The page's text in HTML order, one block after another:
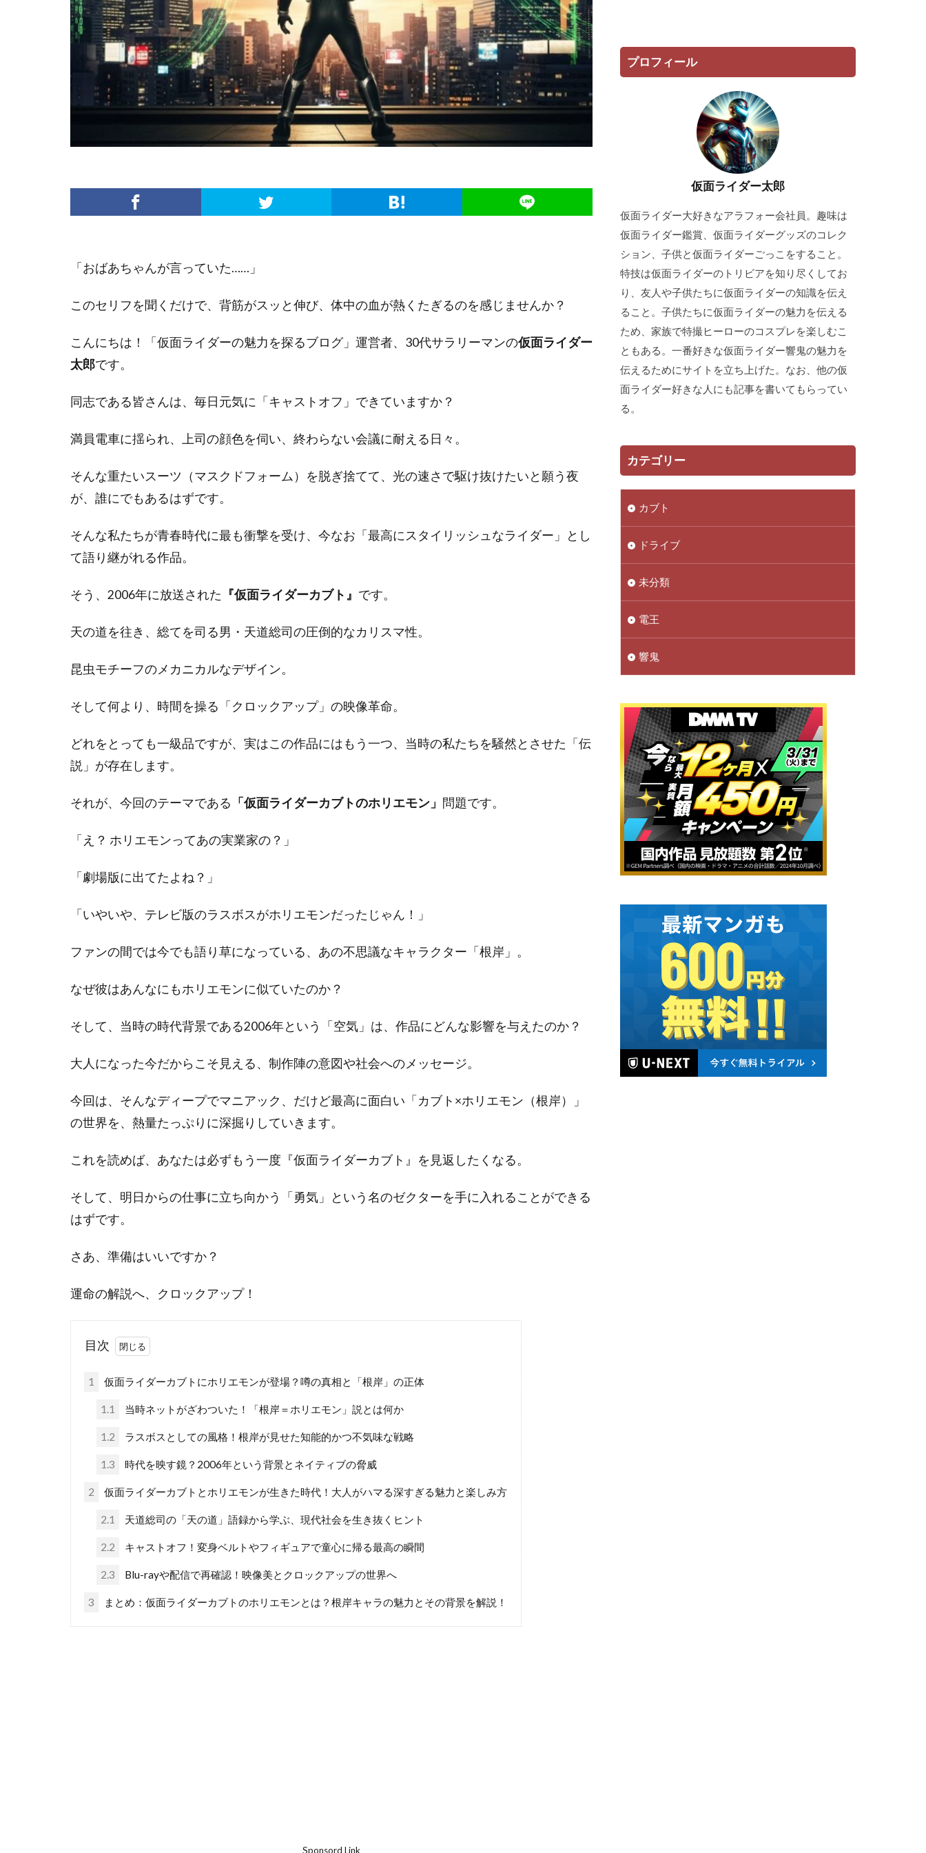
「おばあちゃんが言っていた……」
このセリフを聞くだけで、背筋がスッと伸び、体中の血が熱くたぎるのを感じませんか？
こんにちは！「仮面ライダーの魅力を探るブログ」運営者、30代サラリーマンの仮面ライダー
太郎です。
同志である皆さんは、毎日元気に「キャストオフ」できていますか？
満員電車に揺られ、上司の顔色を伺い、終わらない会議に耐える日々。
そんな重たいスーツ（マスクドフォーム）を脱ぎ捨てて、光の速さで駆け抜けたいと願う夜
が、誰にでもあるはずです。
そんな私たちが青春時代に最も衝撃を受け、今なお「最高にスタイリッシュなライダー」とし
て語り継がれる作品。
そう、2006年に放送された 『仮面ライダーカブト』 です。
天の道を往き、総てを司る男・天道総司の圧倒的なカリスマ性。
昆虫モチーフのメカニカルなデザイン。
そして何より、時間を操る「クロックアップ」の映像革命。
どれをとっても一級品ですが、実はこの作品にはもう一つ、当時の私たちを騒然とさせた「伝
説」が存在します。
それが、今回のテーマである 「仮面ライダーカブトのホリエモン」 問題です。
「え？ ホリエモンってあの実業家の？」
「劇場版に出てたよね？」
「いやいや、テレビ版のラスボスがホリエモンだったじゃん！」
ファンの間では今でも語り草になっている、あの不思議なキャラクター「根岸」。
なぜ彼はあんなにもホリエモンに似ていたのか？
そして、当時の時代背景である2006年という「空気」は、作品にどんな影響を与えたのか？
大人になった今だからこそ見える、制作陣の意図や社会へのメッセージ。
今回は、そんなディープでマニアック、だけど最高に面白い「カブト×ホリエモン（根岸）」
の世界を、熱量たっぷりに深掘りしていきます。
これを読めば、あなたは必ずもう一度『仮面ライダーカブト』を見返したくなる。
そして、明日からの仕事に立ち向かう「勇気」という名のゼクターを手に入れることができる
はずです。
さあ、準備はいいですか？
運命の解説へ、クロックアップ！
目次
1 仮面ライダーカブトにホリエモンが登場？噂の真相と「根岸」の正体
1.1 当時ネットがざわついた！「根岸＝ホリエモン」説とは何か
1.2 ラスボスとしての風格！根岸が見せた知能的かつ不気味な戦略
1.3 時代を映す鏡？2006年という背景とネイティブの脅威
2 仮面ライダーカブトとホリエモンが生きた時代！大人がハマる深すぎる魅力と楽しみ方
2.1 天道総司の「天の道」語録から学ぶ、現代社会を生き抜くヒント
2.2 キャストオフ！変身ベルトやフィギュアで童心に帰る最高の瞬間
2.3 Blu-rayや配信で再確認！映像美とクロックアップの世界へ
3 まとめ：仮面ライダーカブトのホリエモンとは？根岸キャラの魅力とその背景を解説！
Sponsord Link
プロフィール
仮面ライダー太郎
仮面ライダー大好きなアラフォー会社員。趣味は
仮面ライダー鑑賞、仮面ライダーグッズのコレク
ション、子供と仮面ライダーごっこをすること。
特技は仮面ライダーのトリビアを知り尽くしてお
り、友人や子供たちに仮面ライダーの知識を伝え
ること。子供たちに仮面ライダーの魅力を伝える
ため、家族で特撮ヒーローのコスプレを楽しむこ
ともある。一番好きな仮面ライダー響鬼の魅力を
伝えるためにサイトを立ち上げた。なお、他の仮
面ライダー好きな人にも記事を書いてもらってい
る。
カテゴリー
カブト
ドライブ
未分類
電王
響鬼